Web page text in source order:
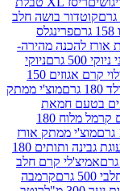
בושה חלב
מהירה-
ניוקי
גליליות וופל במילוי קרם אגוזים 150
מוצ'י ממתק
מוצ'י ממתקי אורז ממולאים בטעם קרמל מלוח 180
אורז
מוצ'י ממתק אורז בטעם עוגת גבינה ותותים 180
קרם חלב
קרמבה